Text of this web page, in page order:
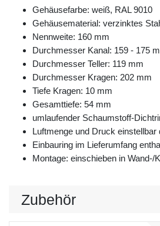
Gehäusefarbe: weiß, RAL 9010
Gehäusematerial: verzinktes
Nennweite: 160 mm
Durchmesser Kanal: 159 - 175
Durchmesser Teller: 119 mm
Durchmesser Kragen: 202 mm
Tiefe Kragen: 10 mm
Gesamttiefe: 54 mm
umlaufender Schaumstoff-
Luftmenge und Druck
Einbauring im Lieferumfang
Montage: einschieben in Wand-/
Zubehör